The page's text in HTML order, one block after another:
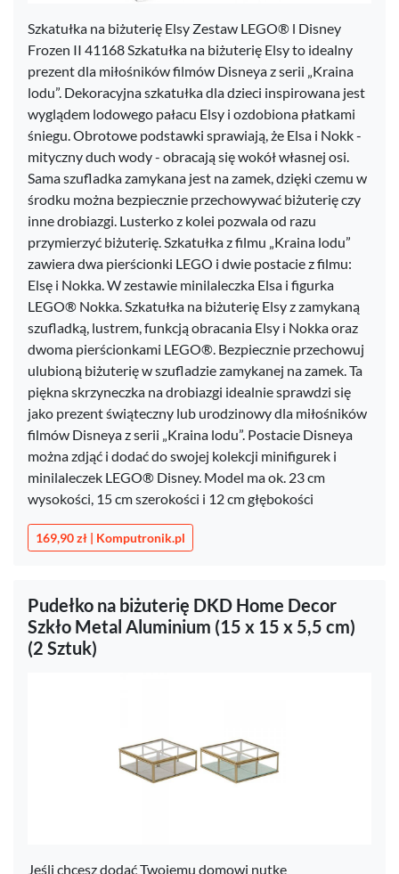
Szkatułka na biżuterię Elsy Zestaw LEGO® l Disney
Frozen II 41168 Szkatułka na biżuterię Elsy to idealny
prezent dla miłośników filmów Disneya z serii „Kraina
lodu”. Dekoracyjna szkatułka dla dzieci inspirowana jest
wyglądem lodowego pałacu Elsy i ozdobiona płatkami
śniegu. Obrotowe podstawki sprawiają, że Elsa i Nokk -
mityczny duch wody - obracają się wokół własnej osi.
Sama szufladka zamykana jest na zamek, dzięki czemu w
środku można bezpiecznie przechowywać biżuterię czy
inne drobiazgi. Lusterko z kolei pozwala od razu
przymierzyć biżuterię. Szkatułka z filmu „Kraina lodu”
zawiera dwa pierścionki LEGO i dwie postacie z filmu:
Elsę i Nokka. W zestawie minilaleczka Elsa i figurka
LEGO® Nokka. Szkatułka na biżuterię Elsy z zamykaną
szufladką, lustrem, funkcją obracania Elsy i Nokka oraz
dwoma pierścionkami LEGO®. Bezpiecznie przechowuj
ulubioną biżuterię w szufladzie zamykanej na zamek. Ta
piękna skrzyneczka na drobiazgi idealnie sprawdzi się
jako prezent świąteczny lub urodzinowy dla miłośników
filmów Disneya z serii „Kraina lodu”. Postacie Disneya
można zdjąć i dodać do swojej kolekcji minifigurek i
minilaleczek LEGO® Disney. Model ma ok. 23 cm
wysokości, 15 cm szerokości i 12 cm głębokości
169,90 zł | Komputronik.pl
Pudełko na biżuterię DKD Home Decor
Szkło Metal Aluminium (15 x 15 x 5,5 cm)
(2 Sztuk)
Jeśli chcesz dodać Twojemu domowi nutkę